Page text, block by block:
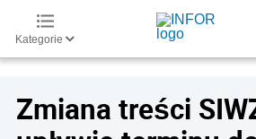
Kategorie
Zmiana treści